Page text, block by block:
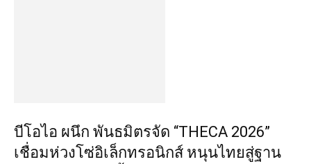
บีโอไอ ผนึก พันธมิตรจัด “THECA 2026”
เชื่อมห่วงโซ่อิเล็กทรอนิกส์ หนุนไทยสู่ฐาน